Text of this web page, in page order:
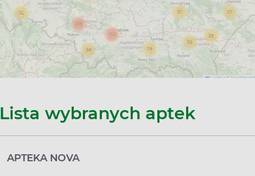
Lista wybranych aptek
APTEKA NOVA